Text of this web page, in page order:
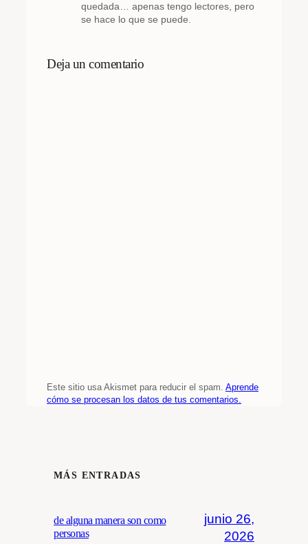
quedada… apenas tengo lectores, pero
se hace lo que se puede.
Deja un comentario
Este sitio usa Akismet para reducir el spam. Aprende
cómo se procesan los datos de tus comentarios.
MÁS ENTRADAS
de alguna manera son como
personas
junio 26,
2026